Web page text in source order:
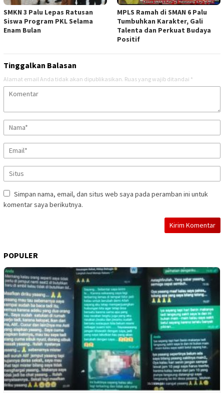
SMKN 3 Palu Lepas Ratusan
Siswa Program PKL Selama
Enam Bulan
MPLS Ramah di SMAN 6 Palu
Tumbuhkan Karakter, Gali
Talenta dan Perkuat Budaya
Positif
Tinggalkan Balasan
Alamat email Anda tidak akan dipublikasikan. Ruas yang wajib ditandai *
Simpan nama, email, dan situs web saya pada peramban ini untuk
komentar saya berikutnya.
POPULER